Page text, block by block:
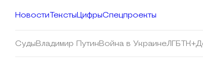
НовостиТекстыЦифрыСпецпроекты
СудыВладимир ПутинВойна в УкраинеЛГБТК+